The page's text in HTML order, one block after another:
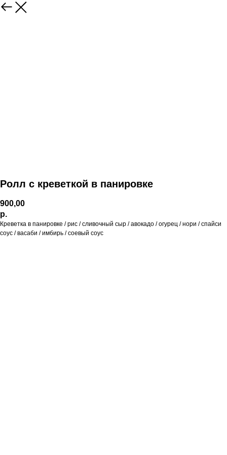
Ролл с креветкой в панировке
900,00
р.
Креветка в панировке / рис / сливочный сыр / авокадо / огурец / нори / спайси
соус / васаби / имбирь / соевый соус